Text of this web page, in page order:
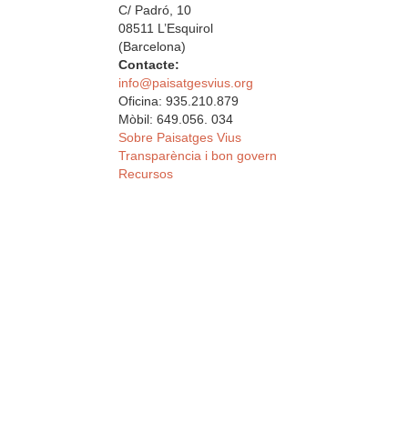
C/ Padró, 10
08511 L’Esquirol
(Barcelona)
Contacte:
info@paisatgesvius.org
Oficina: 935.210.879
Mòbil: 649.056. 034
Sobre Paisatges Vius
Transparència i bon govern
Recursos